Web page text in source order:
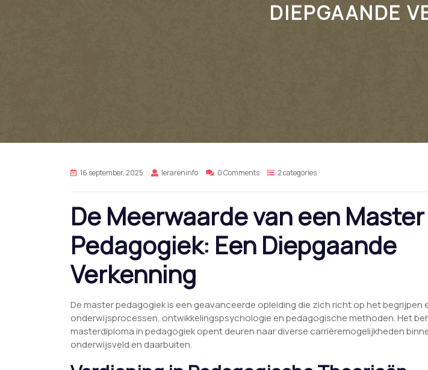
DIEPGAANDE
16 september, 2025 lerareninfo 0 Comments 2 categories
De Meerwaarde van een Master
Pedagogiek: Een Diepgaande
Verkenning
De master pedagogiek is een geavanceerde opleiding die zich richt op het begrijpen
onderwijsprocessen, ontwikkelingspsychologie en pedagogische methoden. Het
masterdiploma in pedagogiek opent deuren naar diverse carrièremogelijkheden
onderwijsveld en daarbuiten.